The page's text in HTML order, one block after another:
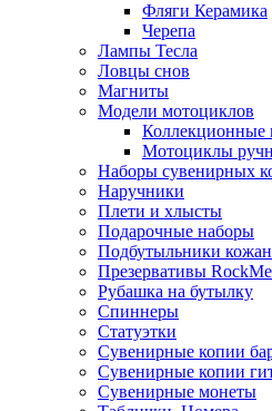
Фляги Керамика
Черепа
Лампы Тесла
Ловцы снов
Магниты
Модели мотоциклов
Коллекционные
Мотоциклы
Наборы сувенирных
Наручники
Плети и хлысты
Подарочные наборы
Подбутыльники
Презервативы
Рубашка на бутылку
Спиннеры
Статуэтки
Сувенирные копии
Сувенирные копии
Сувенирные монеты